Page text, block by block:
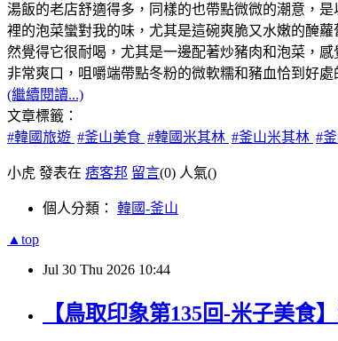
湯飯的老店舒適得多，同樣的也帶點微微的潮意，
裡的泡菜蠻對我的味，尤其是這碗爽脆又水嫩的醃
然覺得它很耐喝，尤其是一邊配著炒豬肉和泡菜，
非常爽口，咀嚼端帶點冬粉的微軟糯和豬血恰到好
(繼續閱讀...)
文章標籤：
#韓國旅遊 #釜山美食 #韓國米其林 #釜山米其林 #
小虎 發表在 痞客邦 留言(0) 人氣()
個人分類： 韓國-釜山
▲top
Jul 30 Thu 2026 10:44
【鳥取印象第135回-米子美食